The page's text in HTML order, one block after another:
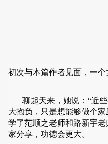
初次与本篇作者见面，一
聊起天来，她说：“近些
大抱负，只是想能够做个
学了范顺之老师和路新宇
家分享，功德会更大。